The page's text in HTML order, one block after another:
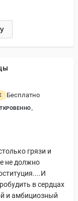
Бесплатно
грязи и
не должно
в сердцах
и амбициозный